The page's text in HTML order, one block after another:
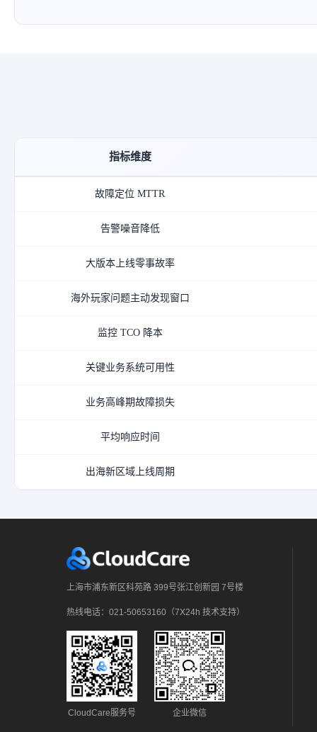
指标维度
故障定位 MTTR
告警噪音降低
大版本上线零事故率
海外玩家问题主动发现窗口
监控 TCO 降本
关键业务系统可用性
业务高峰期故障损失
平均响应时间
出海新区域上线周期
上海市浦东新区科苑路 399号张江创新园 7号楼
热线电话：021-50653160（7X24h 技术支持）
CloudCare服务号 企业微信